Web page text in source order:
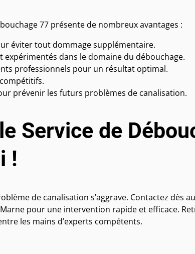
77 présente de nombreux avantages :
éviter tout dommage supplémentaire.
expérimentés dans le domaine du débouchage.
professionnels pour un résultat optimal.
prévenir les futurs problèmes de canalisation.
Service de
!
de canalisation s’aggrave. Contactez dès
pour une intervention rapide et efficace.
les mains d’experts compétents.